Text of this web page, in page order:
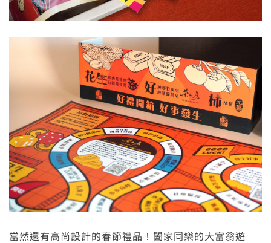
當然還有高尚設計的春節禮品！闔家同樂的大富翁遊